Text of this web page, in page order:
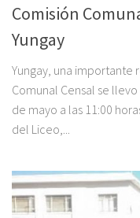
Comisión
Yungay
Yungay, una importante
Comunal Censal se
de mayo a las 11:00
del Liceo,...